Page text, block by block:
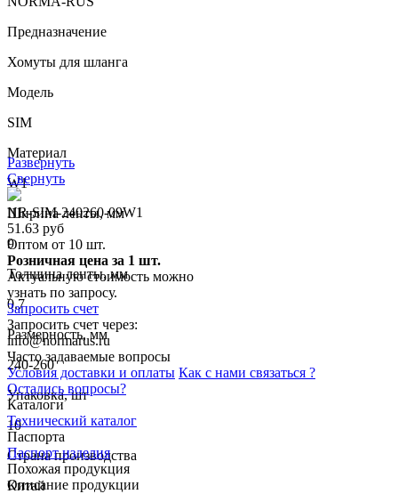
Предназначение
Хомуты для шланга
Модель
SIM
Материал
W1
Ширина ленты, мм
9
Толщина ленты, мм
0.7
Размерность, мм
240-260
Упаковка, шт
10
Страна производства
Китай
Развернуть
Свернуть
NR-SIM-240260-09W1
51.63 руб
Оптом от 10 шт.
Розничная цена за 1 шт.
Актуальную стоимость можно
узнать по запросу.
Запросить счет
Запросить счет через:
info@normarus.ru
Часто задаваемые вопросы
Условия доставки и оплаты Как с нами связаться ?
Остались вопросы?
Каталоги
Технический каталог
Паспорта
Паспорт изделия
Похожая продукция
Описание продукции